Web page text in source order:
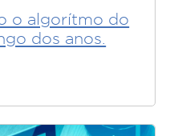
o algorítmo do
dos anos.